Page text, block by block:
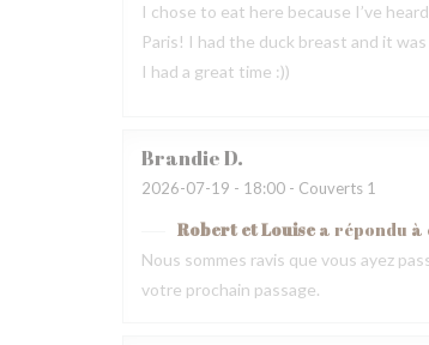
I chose to eat here because I’ve
Paris! I had the duck breast and it
I had a great time :))
BrandieD
2026-07-19 - 18:00 - Couverts 1
Robert et Louise a répondu à
Nous sommes ravis que vous ayez
votre prochain passage.